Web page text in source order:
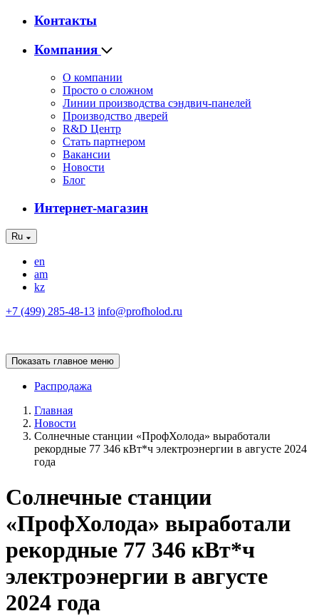
Контакты
Компания
О компании
Просто о сложном
Линии производства сэндвич-панелей
Производство дверей
R&D Центр
Стать партнером
Вакансии
Новости
Блог
Интернет-магазин
Ru
en
am
kz
+7 (499) 285-48-13 info@profholod.ru
Показать главное меню
Распродажа
Главная
Новости
Солнечные станции «ПрофХолода» выработали
рекордные 77 346 кВт*ч электроэнергии в августе 2024
года
Солнечные станции
«ПрофХолода» выработали
рекордные 77 346 кВт*ч
электроэнергии в августе
2024 года